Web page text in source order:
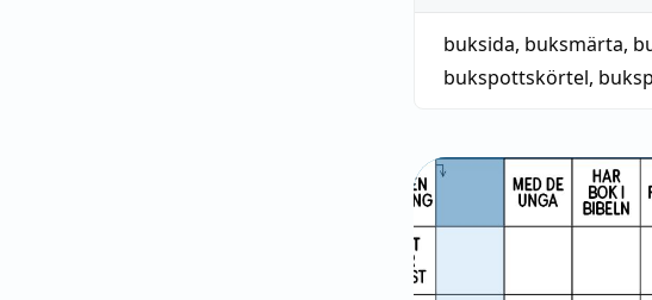
buksida, buksmärta,
bukspottskörtel,